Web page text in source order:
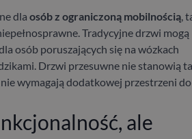
dla osób z ograniczoną mobilnością ,
Tradycyjne drzwi mogą
osób poruszających się na wózkach
Drzwi przesuwne nie stanowią
wymagają dodatkowej przestrzeni do
ale